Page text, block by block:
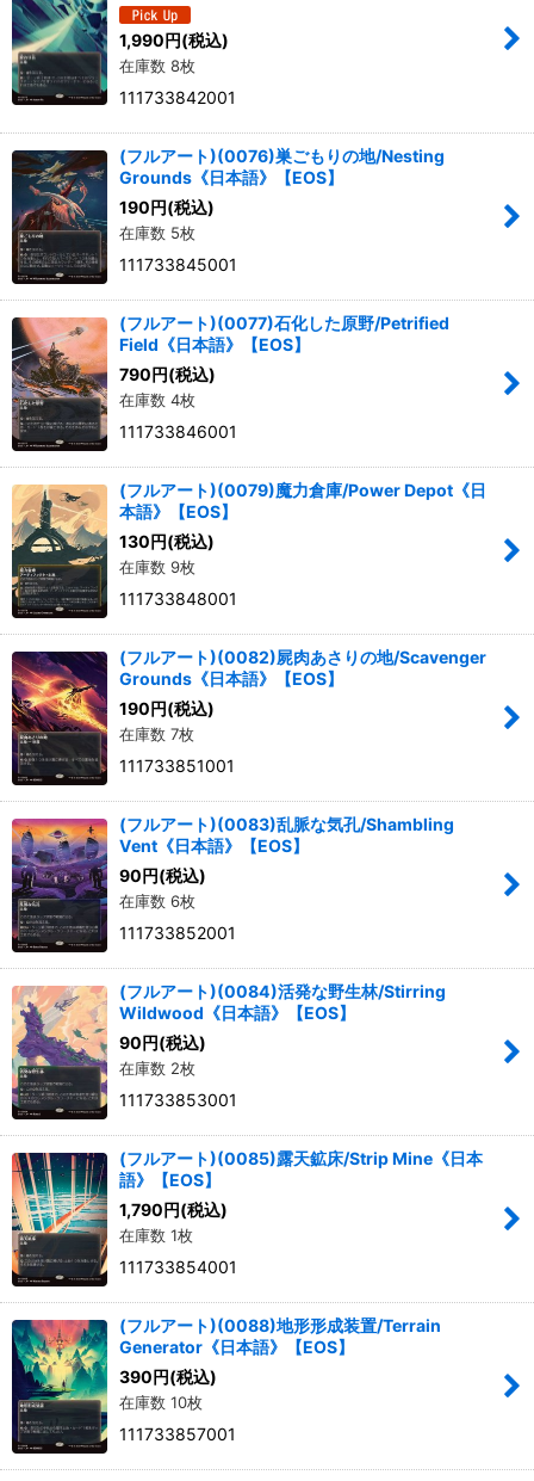
1,990円(税込)
在庫数 8枚
111733842001
(フルアート)(0076)巣ごもりの地/Nesting
Grounds《日本語》【EOS】
190円(税込)
在庫数 5枚
111733845001
(フルアート)(0077)石化した原野/Petrified
Field《日本語》【EOS】
790円(税込)
在庫数 4枚
111733846001
(フルアート)(0079)魔力倉庫/Power Depot《日
本語》【EOS】
130円(税込)
在庫数 9枚
111733848001
(フルアート)(0082)屍肉あさりの地/Scavenger
Grounds《日本語》【EOS】
190円(税込)
在庫数 7枚
111733851001
(フルアート)(0083)乱脈な気孔/Shambling
Vent《日本語》【EOS】
90円(税込)
在庫数 6枚
111733852001
(フルアート)(0084)活発な野生林/Stirring
Wildwood《日本語》【EOS】
90円(税込)
在庫数 2枚
111733853001
(フルアート)(0085)露天鉱床/Strip Mine《日本
語》【EOS】
1,790円(税込)
在庫数 1枚
111733854001
(フルアート)(0088)地形形成装置/Terrain
Generator《日本語》【EOS】
390円(税込)
在庫数 10枚
111733857001